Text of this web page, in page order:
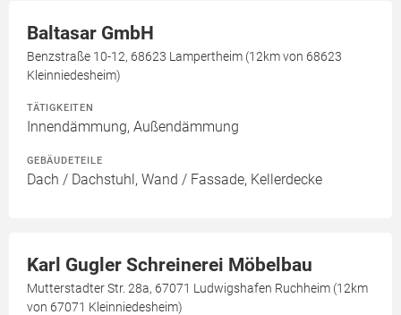
Baltasar GmbH
Benzstraße 10-12, 68623 Lampertheim (12km von 68623
Kleinniedesheim)
TÄTIGKEITEN
Innendämmung, Außendämmung
GEBÄUDETEILE
Dach / Dachstuhl, Wand / Fassade, Kellerdecke
Karl Gugler Schreinerei Möbelbau
Mutterstadter Str. 28a, 67071 Ludwigshafen Ruchheim (12km
von 67071 Kleinniedesheim)